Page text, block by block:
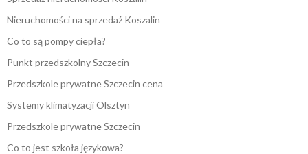
Nieruchomości na sprzedaż Koszalin
Co to są pompy ciepła?
Punkt przedszkolny Szczecin
Przedszkole prywatne Szczecin cena
Systemy klimatyzacji Olsztyn
Przedszkole prywatne Szczecin
Co to jest szkoła językowa?